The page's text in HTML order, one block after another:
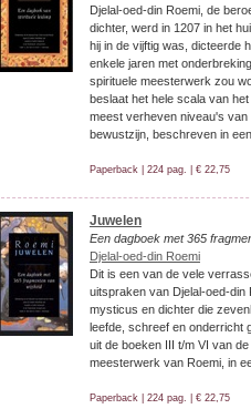
Djelal-oed-din Roemi, de
dichter, werd in 1207 in het
hij in de vijftig was, dicteerde
enkele jaren met
spirituele meesterwerk zou
beslaat het hele scala van
meest verheven niveau's
bewustzijn, beschreven in
Paperback | 224 pag. | € 22,75
Juwelen
Een dagboek met 365
Djelal-oed-din Roemi
Dit is een van de vele
uitspraken van Djelal-oed-
mysticus en dichter die
leefde, schreef en onderricht
uit de boeken III t/m VI van
meesterwerk van Roemi, in
Paperback | 224 pag. | € 22,75